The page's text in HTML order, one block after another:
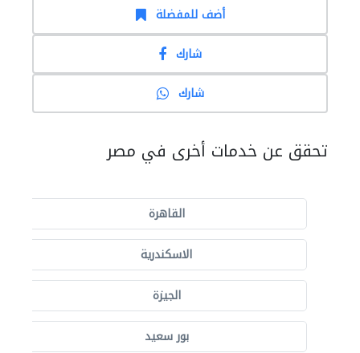
أضف للمفضلة
شارك
شارك
تحقق عن خدمات أخرى في مصر
القاهرة
الاسكندرية
الجيزة
بور سعيد